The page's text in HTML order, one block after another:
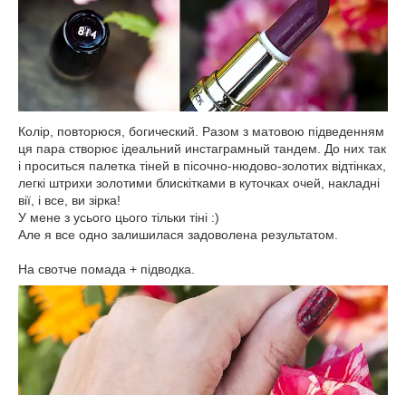
Колір, повторюся, богический. Разом з матовою підведенням
ця пара створює ідеальний инстаграмный тандем. До них так
і проситься палетка тіней в пісочно-нюдово-золотих відтінках,
легкі штрихи золотими блискітками в куточках очей, накладні
вії, і все, ви зірка!
У мене з усього цього тільки тіні :)
Але я все одно залишилася задоволена результатом.
На свотче помада + підводка.